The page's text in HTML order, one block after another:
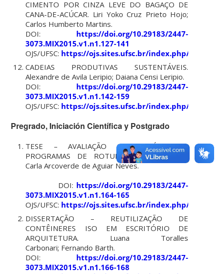
CIMENTO POR CINZA LEVE DO BAGAÇO DE
CANA-DE-ACÚCAR. Liri Yoko Cruz Prieto Hojo;
Carlos Humberto Martins.
DOI: https://doi.org/10.29183/2447-
3073.MIX2015.v1.n1.127-141
OJS/UFSC: https://ojs.sites.ufsc.br/index.php/
CADEIAS PRODUTIVAS SUSTENTÁVEIS.
Alexandre de Avila Leripio; Daiana Censi Leripio.
DOI: https://doi.org/10.29183/2447-
3073.MIX2015.v1.n1.142-159
OJS/UFSC: https://ojs.sites.ufsc.br/index.php/
Pregrado, Iniciación Científica y Postgrado
TESE – AVALIAÇÃO DA EFICÁCIA DE
PROGRAMAS DE ROTULAGEM AMBIENTAL.
Carla Arcoverde de Aguiar Neves.
DOI: https://doi.org/10.29183/2447-
3073.MIX2015.v1.n1.164-165
OJS/UFSC: https://ojs.sites.ufsc.br/index.php/
DISSERTAÇÃO – REUTILIZAÇÃO DE
CONTÊINERES ISO EM ESCRITÓRIO DE
ARQUITETURA. Luana Toralles
Carbonari; Fernando Barth.
DOI: https://doi.org/10.29183/2447-
3073.MIX2015.v1.n1.166-168